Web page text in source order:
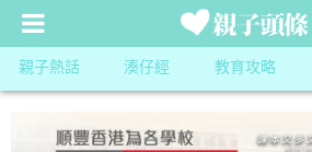
親子熱話 湊仔經 教育攻略